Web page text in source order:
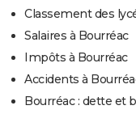
Classement des
Salaires à Bourréac
Impôts à Bourréac
Accidents à
Bourréac : dette et